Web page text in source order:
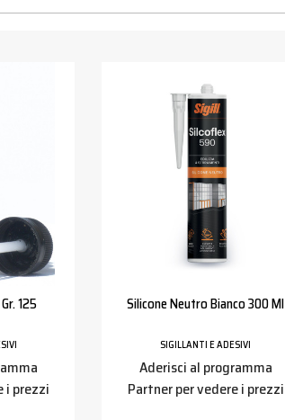
125
i prezzi
Silicone Neutro Bianco 300 Ml
SIGILLANTI E ADESIVI
Aderisci al programma
Partner per vedere i prezzi